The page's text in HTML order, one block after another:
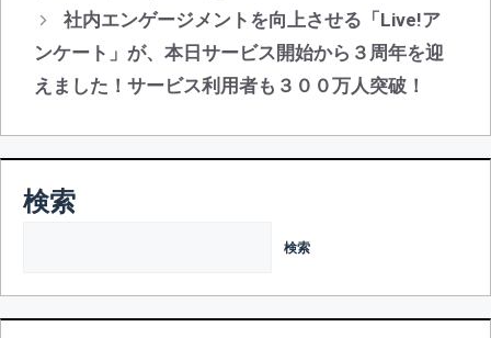
ビ
ゲ
ー
ョ
社内エンゲージメントを向上させる「Live!ア
ンケート」が、本日サービス開始から３周年を迎
えました！サービス利用者も３００万人突破！
検索
検索